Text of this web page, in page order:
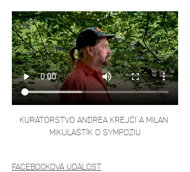
KURÁTORSTVO ANDREA KREJČÍ A MILAN
MIKULAŠTÍK O SYMPOZIU
FACEBOOKOVÁ UDÁLOST